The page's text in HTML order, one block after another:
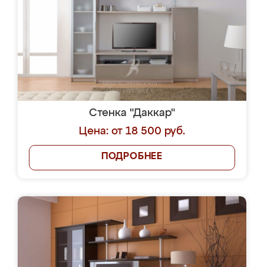
Стенка "Даккар"
Цена: от 18 500 руб.
ПОДРОБНЕЕ